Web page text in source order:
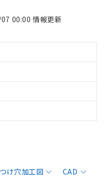
00:00 情報更新
け穴加工図
CAD